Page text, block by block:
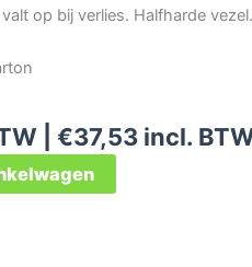
op bij verlies. Halfharde vezel.
| €37,53 incl.